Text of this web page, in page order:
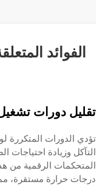
الفوائد
تقليل دورات
تؤدي الدورات المتكررة
التآكل وزيادة احتياجات
المتحكمات الرقمية من
درجات حرارة مستقرة،